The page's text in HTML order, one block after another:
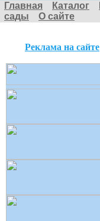
Главная Каталог
сады
О сайте
Реклама на сайте